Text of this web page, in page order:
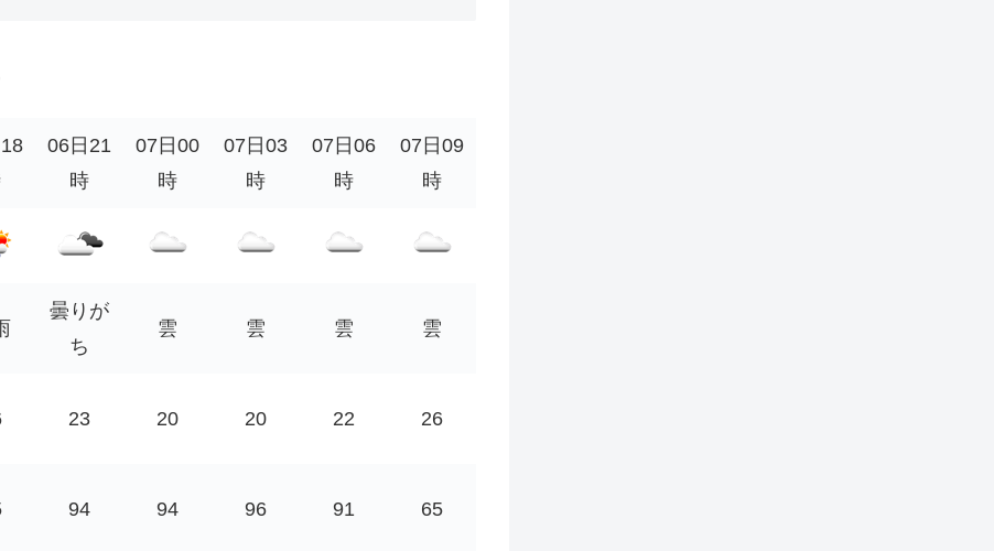
06日21
時
07日00
時
07日03
時
07日06
時
07日09
時
曇りが
ち
雲 雲 雲 雲
23 20 20 22 26
94 94 96 91 65